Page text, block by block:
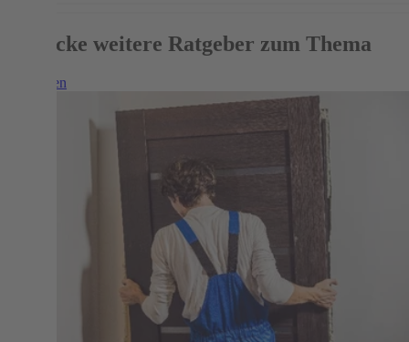
Entdecke weitere Ratgeber zum Thema
Weiterlesen